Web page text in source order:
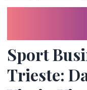
Sport
Trieste: